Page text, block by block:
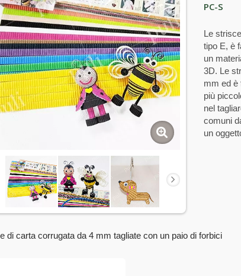
PC-S
Le
tipo E, è
un
3D. Le
mm ed è
più
nel
comuni
un
di carta corrugata da 4 mm tagliate con un paio di forbici